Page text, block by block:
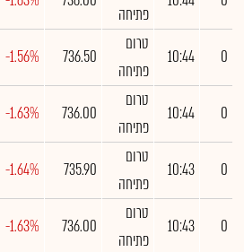
פתיחה
0
10:44
טרום
פתיחה
736.50
-1.56%
0
10:44
טרום
פתיחה
736.00
-1.63%
0
10:43
טרום
פתיחה
735.90
-1.64%
0
10:43
טרום
פתיחה
736.00
-1.63%